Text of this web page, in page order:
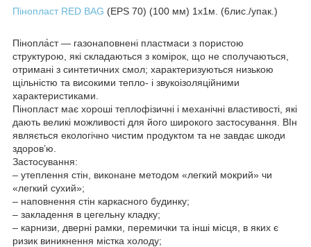
Пінопласт RED BAG (EPS 70) (100 мм) 1х1м. (6лис./упак.)
Пінопла́ст — газонаповнені пластмаси з пористою
структурою, які складаються з комірок, що не сполучаються,
отримані з синтетичних смол; характеризуються низькою
щільністю та високими тепло- і звукоізоляційними
характеристиками.
Пінопласт має хороші теплофізичні і механічні властивості, які
дають великі можливості для його широкого застосування. ВІн
являється екологічно чистим продуктом та не завдає шкоди
здоров’ю.
Застосування:
– утеплення стін, виконане методом «легкий мокрий» чи
«легкий сухий»;
– наповнення стін каркасного будинку;
– закладення в цегельну кладку;
– карнизи, дверні рамки, перемички та інші місця, в яких є
ризик виникнення містка холоду;